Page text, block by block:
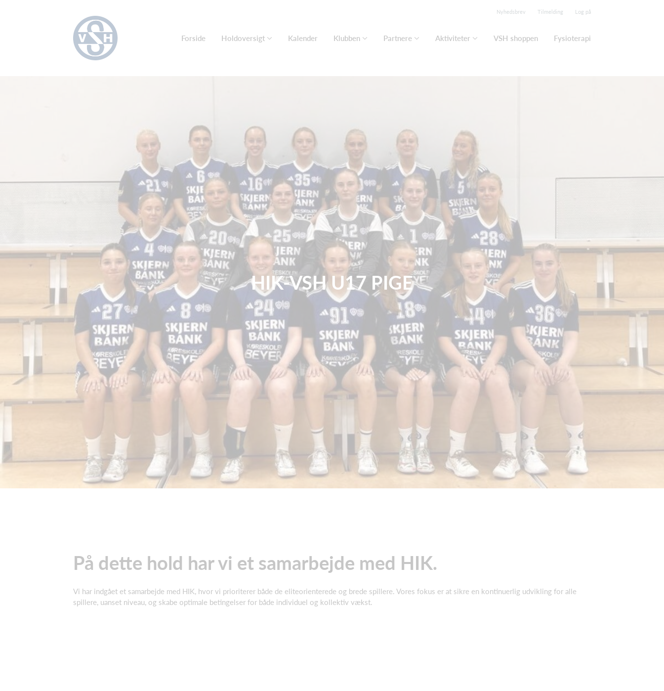
Nyhedsbrev Tilmelding Log på
Forside Holdoversigt Kalender Klubben Partnere Aktiviteter VSH shoppen Fysioterapi
HIK-VSH U17 PIGE
På dette hold har vi et samarbejde med HIK.
Vi har indgået et samarbejde med HIK, hvor vi prioriterer både de eliteorienterede og brede spillere. Vores fokus er at sikre en kontinuerlig udvikling for alle
spillere, uanset niveau, og skabe optimale betingelser for både individuel og kollektiv vækst.